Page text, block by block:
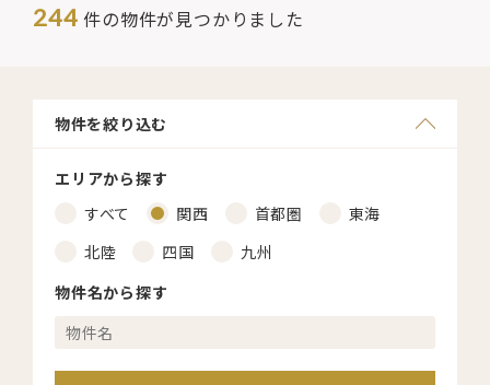
244 件の物件が見つかりました
物件を絞り込む
エリアから探す
すべて
関西 首都圏
東海
北陸
四国
九州
物件名から探す